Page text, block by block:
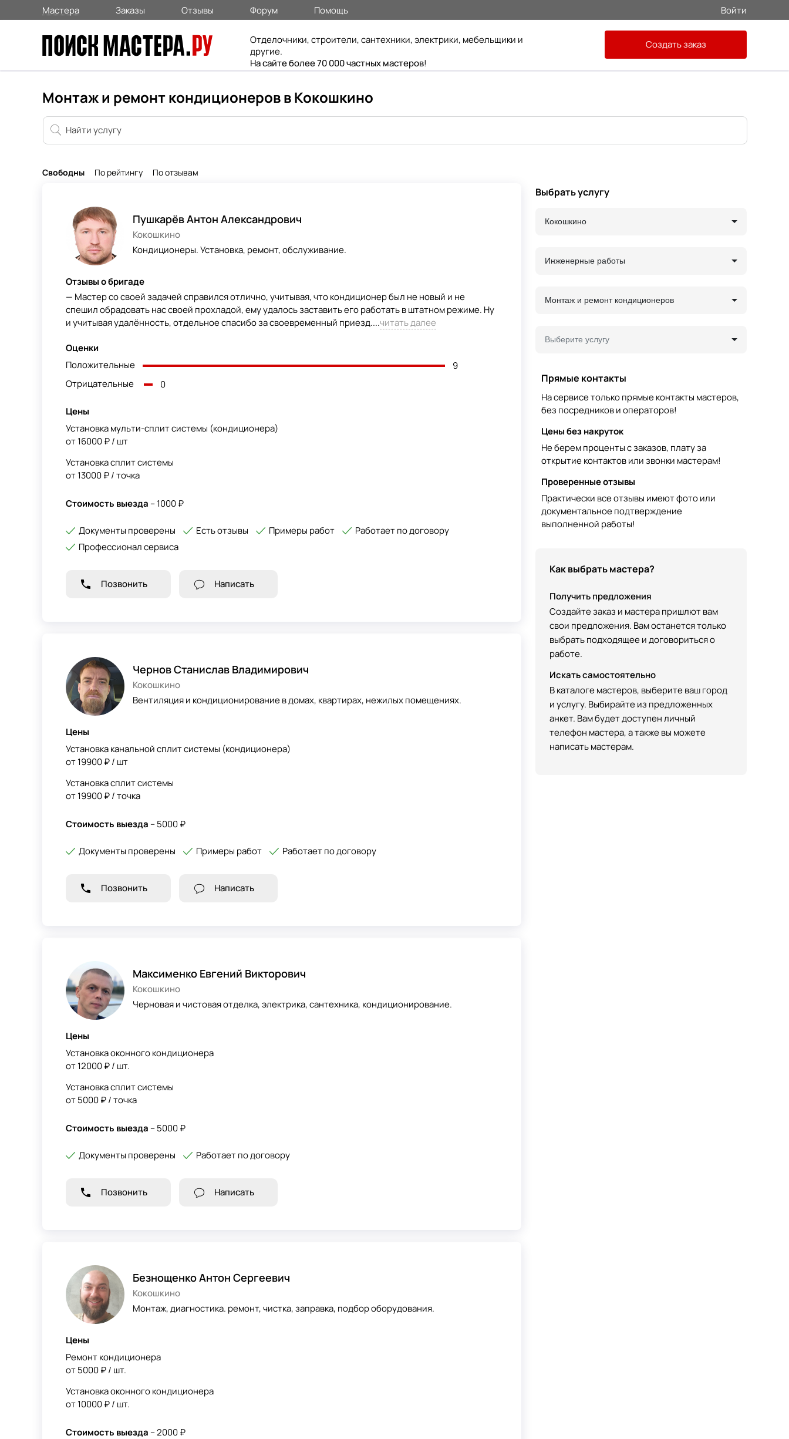
Мастера Заказы Отзывы Форум Помощь Войти
Отделочники, строители, сантехники, электрики, мебельщики и
другие.
На сайте более 70 000 частных мастеров!
Создать заказ
Монтаж и ремонт кондиционеров в Кокошкино
Свободны По рейтингу По отзывам
Пушкарёв Антон Александрович
Кокошкино
Кондиционеры. Установка, ремонт, обслуживание.
Отзывы о бригаде
— Мастер со своей задачей справился отлично, учитывая, что кондиционер был не новый и не
спешил обрадовать нас своей прохладой, ему удалось заставить его работать в штатном режиме. Ну
и учитывая удалëнность, отдельное спасибо за своевременный приезд....читать далее
Оценки
Положительные
9
Отрицательные
0
Цены
Установка мульти-сплит системы (кондиционера)
от 16000 ₽ / шт
Установка сплит системы
от 13000 ₽ / точка
Стоимость выезда – 1000 ₽
Документы проверены Есть отзывы Примеры работ
Работает по договору
Профессионал сервиса
Позвонить Написать
Чернов Станислав Владимирович
Кокошкино
Вентиляция и кондиционирование в домах, квартирах, нежилых помещениях.
Цены
Установка канальной сплит системы (кондиционера)
от 19900 ₽ / шт
Установка сплит системы
от 19900 ₽ / точка
Стоимость выезда – 5000 ₽
Документы проверены Примеры работ Работает по договору
Позвонить Написать
Максименко Евгений Викторович
Кокошкино
Черновая и чистовая отделка, электрика, сантехника, кондиционирование.
Цены
Установка оконного кондиционера
от 12000 ₽ / шт.
Установка сплит системы
от 5000 ₽ / точка
Стоимость выезда – 5000 ₽
Документы проверены Работает по договору
Позвонить Написать
Безнощенко Антон Сергеевич
Кокошкино
Монтаж, диагностика. ремонт, чистка, заправка, подбор оборудования.
Цены
Ремонт кондиционера
от 5000 ₽ / шт.
Установка оконного кондиционера
от 10000 ₽ / шт.
Стоимость выезда – 2000 ₽
Выбрать услугу
Кокошкино
Инженерные работы
Монтаж и ремонт кондиционеров
Выберите услугу
Прямые контакты
На сервисе только прямые контакты мастеров,
без посредников и операторов!
Цены без накруток
Не берем проценты с заказов, плату за
открытие контактов или звонки мастерам!
Проверенные отзывы
Практически все отзывы имеют фото или
документальное подтверждение
выполненной работы!
Как выбрать мастера?
Получить предложения
Создайте заказ и мастера пришлют вам
свои предложения. Вам останется только
выбрать подходящее и договориться о
работе.
Искать самостоятельно
В каталоге мастеров, выберите ваш город
и услугу. Выбирайте из предложенных
анкет. Вам будет доступен личный
телефон мастера, а также вы можете
написать мастерам.